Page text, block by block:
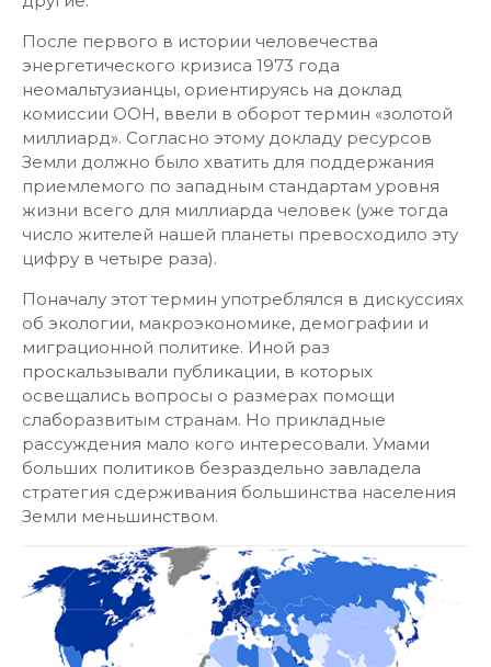
После первого в истории человечества
энергетического кризиса 1973 года
неомальтузианцы, ориентируясь на доклад
комиссии ООН, ввели в оборот термин «золотой
миллиард». Согласно этому докладу ресурсов
Земли должно было хватить для поддержания
приемлемого по западным стандартам уровня
жизни всего для миллиарда человек (уже тогда
число жителей нашей планеты превосходило эту
цифру в четыре раза).
Поначалу этот термин употреблялся в дискуссиях
об экологии, макроэкономике, демографии и
миграционной политике. Иной раз
проскальзывали публикации, в которых
освещались вопросы о размерах помощи
слаборазвитым странам. Но прикладные
рассуждения мало кого интересовали. Умами
больших политиков безраздельно завладела
стратегия сдерживания большинства населения
Земли меньшинством.